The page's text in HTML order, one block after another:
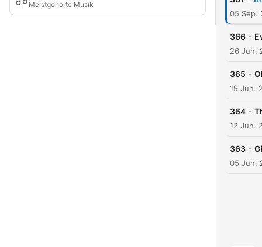
Meistgehörte Musik
05 Sep.
366 -
26 Jun.
365 -
19 Jun.
364 -
12 Jun.
363 -
05 Jun.